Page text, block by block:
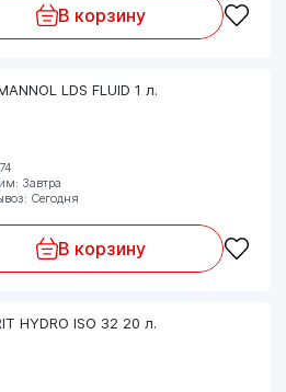
В корзину
LDS FLUID 1 л.
Завтра
Сегодня
В корзину
HYDRO ISO 32 20 л.